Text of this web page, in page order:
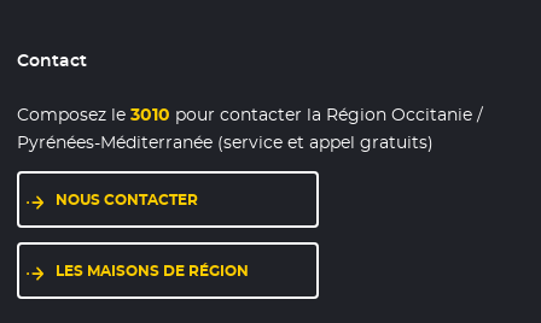
Contact
Composez le3010 pour contacter la Région Occitanie /
Pyrénées-Méditerranée (service et appel gratuits)
NOUS CONTACTER
LES MAISONS DE RÉGION